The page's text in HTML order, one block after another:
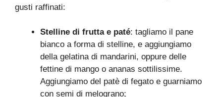
gusti raffinati:
Stelline di frutta e paté: tagliamo il pane
bianco a forma di stelline, e aggiungiamo
della gelatina di mandarini, oppure delle
fettine di mango o ananas sottilissime.
Aggiungiamo del patè di fegato e guarniamo
con semi di melograno;